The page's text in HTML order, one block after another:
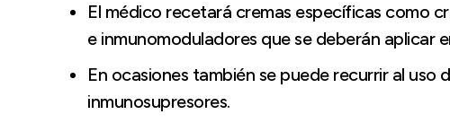
El médico recetará cremas específicas como
e inmunomoduladores que se deberán aplicar
En ocasiones también se puede recurrir al uso
inmunosupresores.